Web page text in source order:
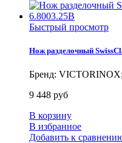
Быстрый просмотр
Нож разделочный
Бренд:
9 448 руб
В корзину
В избранное
Добавить к